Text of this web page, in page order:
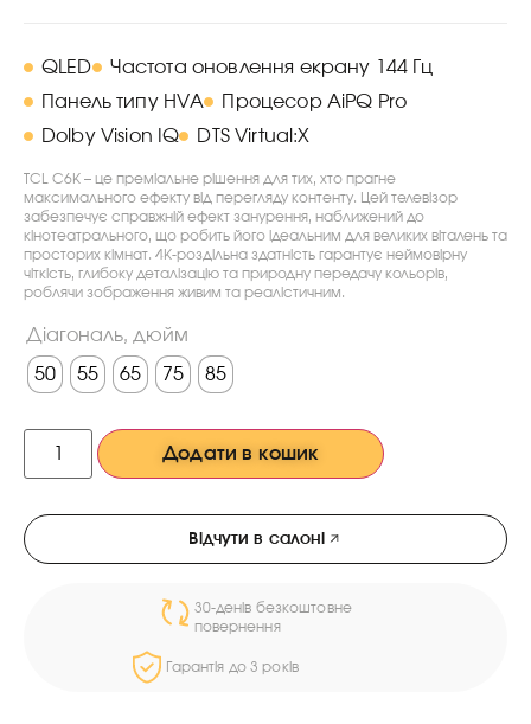
QLED
Частота оновлення екрану 144 Гц
Панель типу HVA
Процесор AiPQ Pro
Dolby Vision IQ
DTS Virtual:X
TCL C6K – це преміальне рішення для тих, хто прагне
максимального ефекту від перегляду контенту. Цей телевізор
забезпечує справжній ефект занурення, наближений до
кінотеатрального, що робить його ідеальним для великих віталень та
просторих кімнат. 4K-роздільна здатність гарантує неймовірну
чіткість, глибоку деталізацію та природну передачу кольорів,
роблячи зображення живим та реалістичним.
Діагональ, дюйм
50 55 65 75 85
Додати в кошик
Відчути в салоні
30-денів безкоштовне
повернення
Гарантія до 3 років